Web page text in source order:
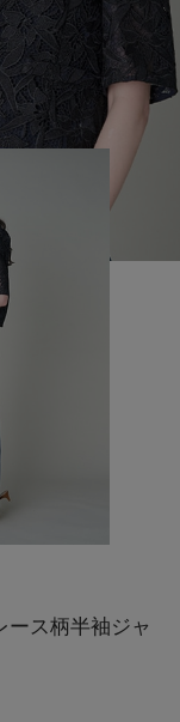
ス柄半袖ジャ